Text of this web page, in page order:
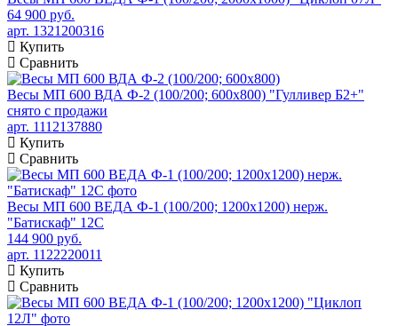
64 900 руб.
арт. 1321200316
Купить
Сравнить
Весы МП 600 ВДА Ф-2 (100/200; 600х800) "Гулливер Б2+"
снято с продажи
арт. 1112137880
Купить
Сравнить
Весы МП 600 ВЕДА Ф-1 (100/200; 1200х1200) нерж.
"Батискаф" 12С
144 900 руб.
арт. 1122220011
Купить
Сравнить